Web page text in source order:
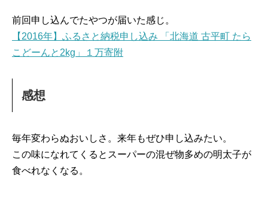
前回申し込んでたやつが届いた感じ。
【2016年】ふるさと納税申し込み 「北海道 古平町 たら
こどーんと2kg」１万寄附
感想
毎年変わらぬおいしさ。来年もぜひ申し込みたい。
この味になれてくるとスーパーの混ぜ物多めの明太子が
食べれなくなる。